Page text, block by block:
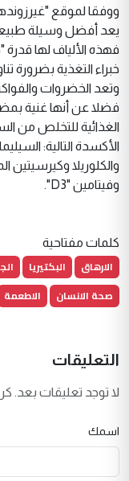
ووفقا لموقع
يعد أفضل وسيلة
فهذه الألياف لها
وتعد الخضروات
فضلا عن أنها غنية
الغذائية للتخلص من
الأكسدة التالية:
والكلوريلا
وفيتامين "D3".
كلمات مفتاحية
الارهاق البكتيريا
صحة الانسان
الاطعمة
التعليقات
لا توجد تعليقات بعد.
اسمك